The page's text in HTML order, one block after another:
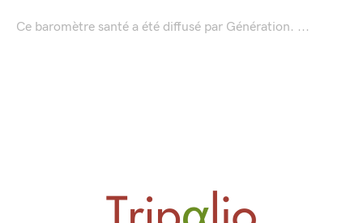
Ce baromètre santé a été diffusé par Génération. ...